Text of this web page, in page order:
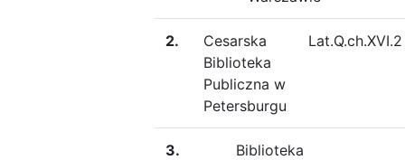
2.
Cesarska
Biblioteka
Publiczna w
Petersburgu
Lat.Q.ch.XVI.2
3.
Biblioteka